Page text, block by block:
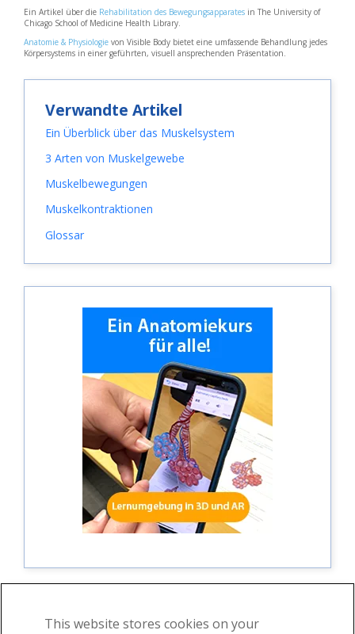
Ein Artikel über die Rehabilitation des Bewegungsapparates in The University of
Chicago School of Medicine Health Library.
Anatomie & Physiologie von Visible Body bietet eine umfassende Behandlung jedes
Körpersystems in einer geführten, visuell ansprechenden Präsentation.
Verwandte Artikel
Ein Überblick über das Muskelsystem
3 Arten von Muskelgewebe
Muskelbewegungen
Muskelkontraktionen
Glossar
This website stores cookies on your